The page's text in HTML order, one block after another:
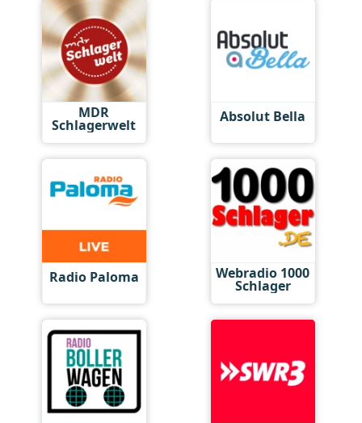
MDR
Schlagerwelt Absolut Bella
Radio Paloma Webradio 1000
Schlager